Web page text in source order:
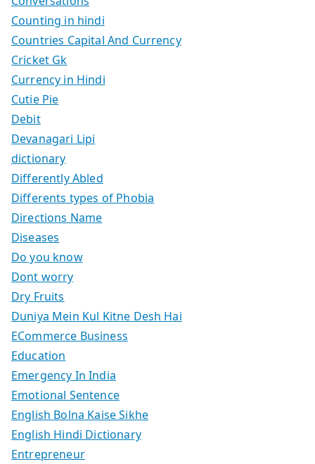
Counting in hindi
Countries Capital And Currency
Cricket Gk
Currency in Hindi
Cutie Pie
Debit
Devanagari Lipi
dictionary
Differently Abled
Differents types of Phobia
Directions Name
Diseases
Do you know
Dont worry
Dry Fruits
Duniya Mein Kul Kitne Desh Hai
ECommerce Business
Education
Emergency In India
Emotional Sentence
English Bolna Kaise Sikhe
English Hindi Dictionary
Entrepreneur